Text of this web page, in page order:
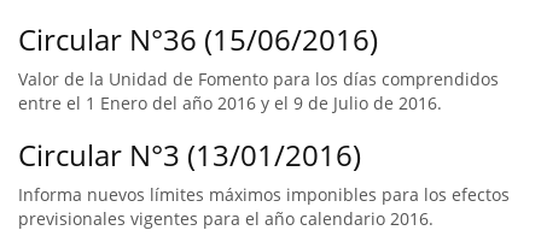
Circular N°36 (15/06/2016)
Valor de la Unidad de Fomento para los días comprendidos
entre el 1 Enero del año 2016 y el 9 de Julio de 2016.
Circular N°3 (13/01/2016)
Informa nuevos límites máximos imponibles para los efectos
previsionales vigentes para el año calendario 2016.